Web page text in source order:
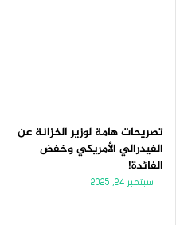
تصريحات هامة لوزير الخزانة عن
الفيدرالي الأمريكي وخفض
الفائدة!
سبتمبر 24, 2025